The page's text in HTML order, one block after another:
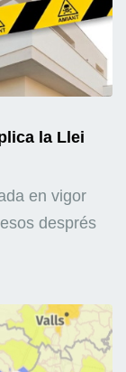
la Llei
en vigor
després